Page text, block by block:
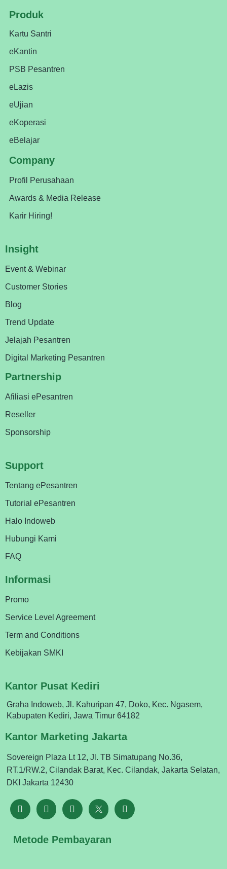
Produk
Kartu Santri
eKantin
PSB Pesantren
eLazis
eUjian
eKoperasi
eBelajar
Company
Profil Perusahaan
Awards & Media Release
Karir Hiring!
Insight
Event & Webinar
Customer Stories
Blog
Trend Update
Jelajah Pesantren
Digital Marketing Pesantren
Partnership
Afiliasi ePesantren
Reseller
Sponsorship
Support
Tentang ePesantren
Tutorial ePesantren
Halo Indoweb
Hubungi Kami
FAQ
Informasi
Promo
Service Level Agreement
Term and Conditions
Kebijakan SMKI
Kantor Pusat Kediri
Graha Indoweb, Jl. Kahuripan 47, Doko, Kec. Ngasem,
Kabupaten Kediri, Jawa Timur 64182
Kantor Marketing Jakarta
Sovereign Plaza Lt 12, Jl. TB Simatupang No.36,
RT.1/RW.2, Cilandak Barat, Kec. Cilandak, Jakarta Selatan,
DKI Jakarta 12430
Metode Pembayaran